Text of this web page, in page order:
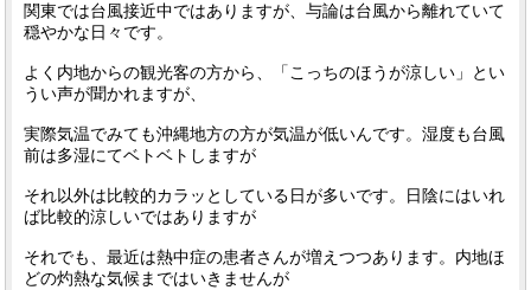
関東では台風接近中ではありますが、与論は台風から離れていて
穏やかな日々です。
よく内地からの観光客の方から、「こっちのほうが涼しい」とい
うい声が聞かれますが、
実際気温でみても沖縄地方の方が気温が低いんです。湿度も台風
前は多湿にてベトベトしますが
それ以外は比較的カラッとしている日が多いです。日陰にはいれ
ば比較的涼しいではありますが
それでも、最近は熱中症の患者さんが増えつつあります。内地ほ
どの灼熱な気候まではいきませんが